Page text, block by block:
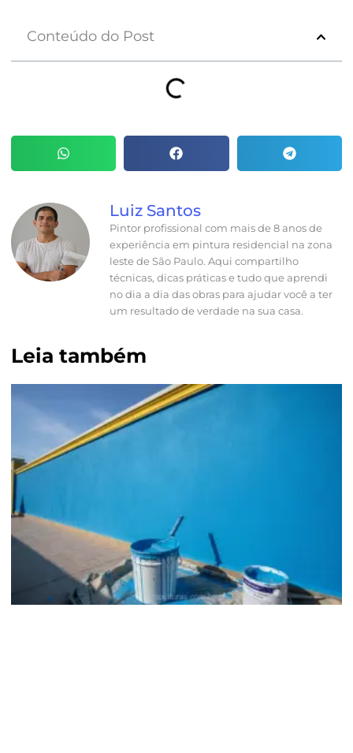
Conteúdo do Post
Luiz Santos
Pintor profissional com mais de 8 anos de
experiência em pintura residencial na zona
leste de São Paulo. Aqui compartilho
técnicas, dicas práticas e tudo que aprendi
no dia a dia das obras para ajudar você a ter
um resultado de verdade na sua casa.
Leia também